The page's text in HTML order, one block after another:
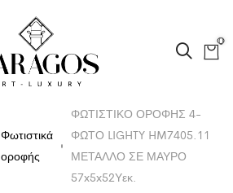
0
Φωτιστικά
οροφής
ΦΩΤΙΣΤΙΚΟ ΟΡΟΦΗΣ 4-
ΦΩΤΟ LIGHTY HM7405.11
ΜΕΤΑΛΛΟ ΣΕ ΜΑΥΡΟ
57x5x52Υεκ.